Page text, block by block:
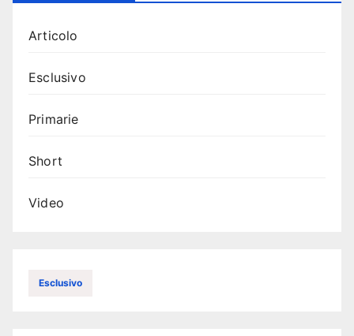
Articolo
Esclusivo
Primarie
Short
Video
Esclusivo